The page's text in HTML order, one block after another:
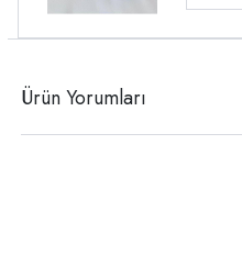
Ürün Yorumları